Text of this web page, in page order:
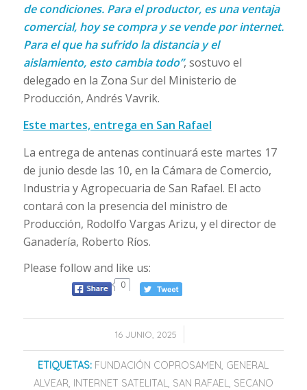
de condiciones. Para el productor, es una ventaja
comercial, hoy se compra y se vende por internet.
Para el que ha sufrido la distancia y el
aislamiento, esto cambia todo”, sostuvo el
delegado en la Zona Sur del Ministerio de
Producción, Andrés Vavrik.
Este martes, entrega en San Rafael
La entrega de antenas continuará este martes 17
de junio desde las 10, en la Cámara de Comercio,
Industria y Agropecuaria de San Rafael. El acto
contará con la presencia del ministro de
Producción, Rodolfo Vargas Arizu, y el director de
Ganadería, Roberto Ríos.
Please follow and like us:
0
16 JUNIO, 2025
/
ETIQUETAS: FUNDACIÓN COPROSAMEN GENERAL
ALVEAR INTERNET SATELITAL SAN RAFAEL
SECANO